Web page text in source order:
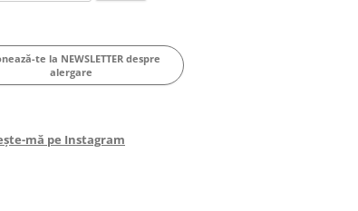
te la NEWSLETTER despre
alergare
mă pe Instagram